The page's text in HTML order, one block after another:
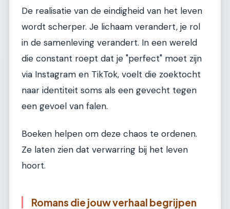
De realisatie van de eindigheid van het leven
wordt scherper. Je lichaam verandert, je rol
in de samenleving verandert. In een wereld
die constant roept dat je "perfect" moet zijn
via Instagram en TikTok, voelt die zoektocht
naar identiteit soms als een gevecht tegen
een gevoel van falen.
Boeken helpen om deze chaos te ordenen.
Ze laten zien dat verwarring bij het leven
hoort.
Romans die jouw verhaal begrijpen